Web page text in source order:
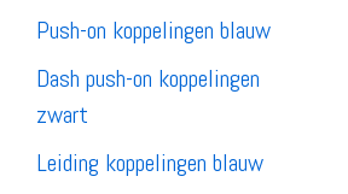
Push-on koppelingen blauw
Dash push-on koppelingen
zwart
Leiding koppelingen blauw